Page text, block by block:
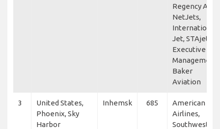
Regency Air,
NetJets,
International
Jet, STAjets,
Executive Jet
Management,
Baker
Aviation
3
United States,
Phoenix, Sky
Harbor
Inhemsk 685
American
Airlines,
Southwest